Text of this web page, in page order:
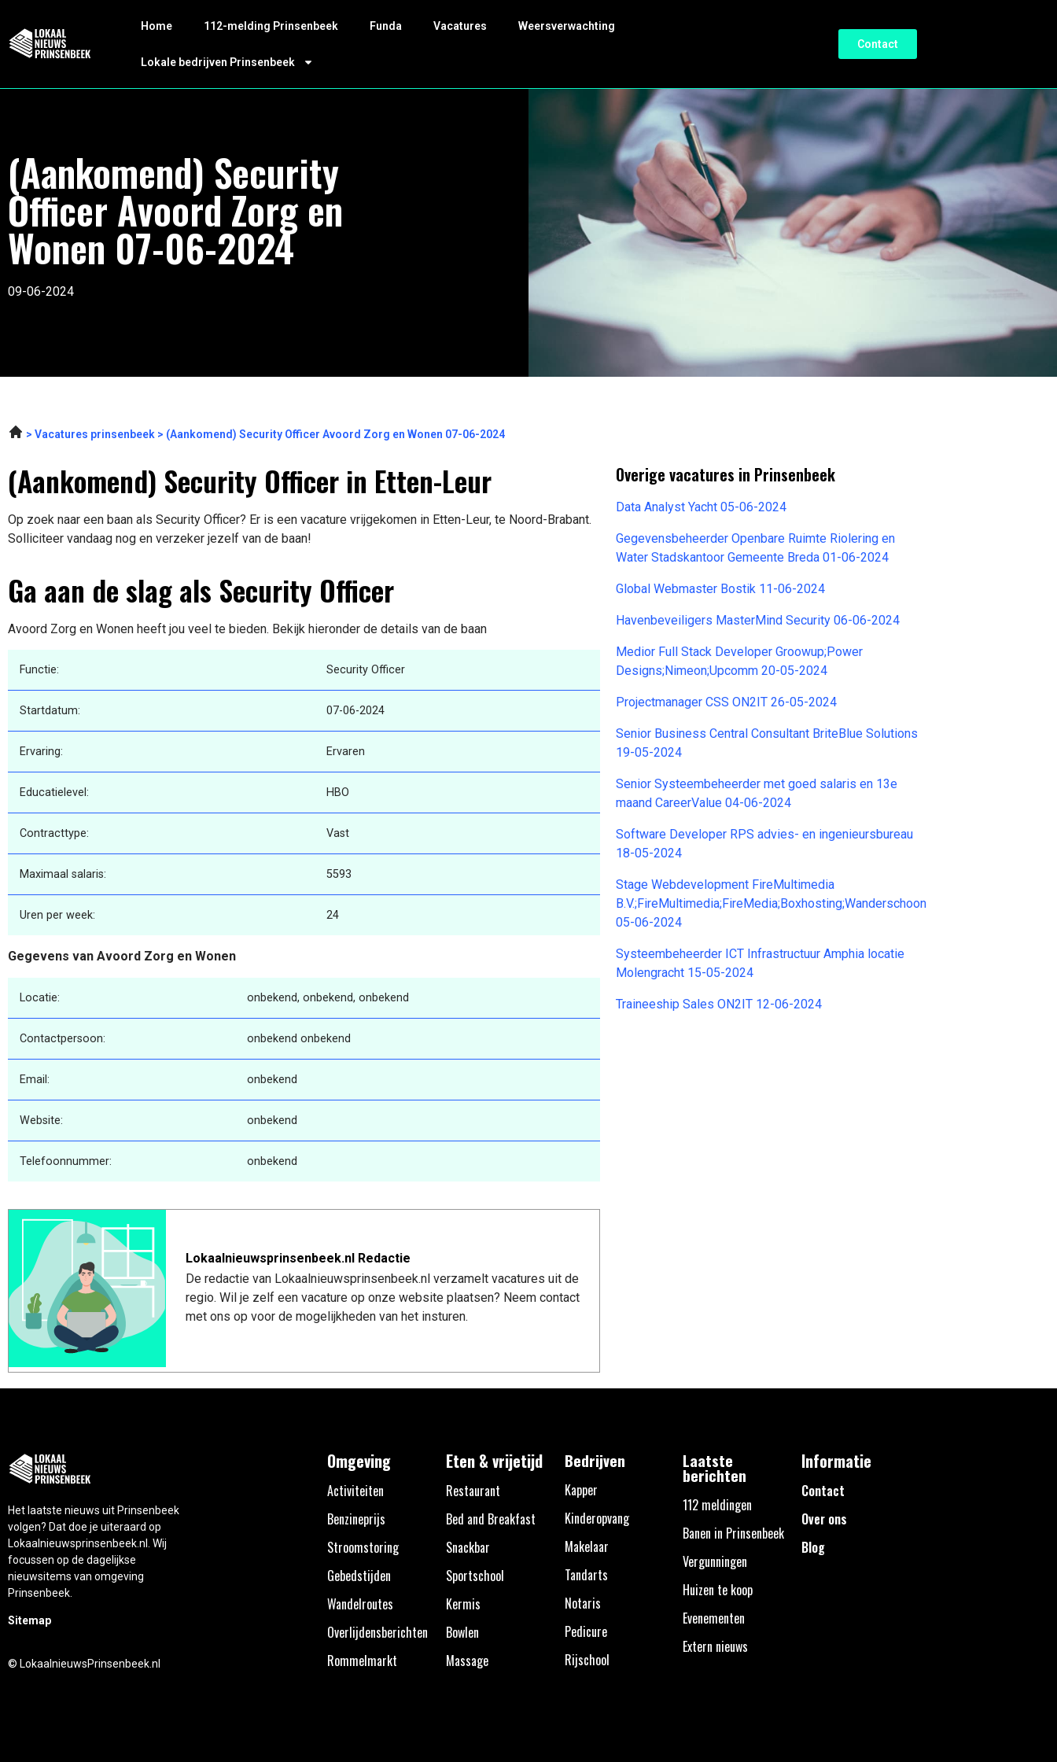
Home 112-melding Prinsenbeek Funda Vacatures Weersverwachting
Lokale bedrijven Prinsenbeek
Contact
(Aankomend) Security
Officer Avoord Zorg en
Wonen 07-06-2024
09-06-2024
Vacatures prinsenbeek (Aankomend) Security Officer Avoord Zorg en Wonen 07-06-2024
(Aankomend) Security Officer in Etten-Leur
Op zoek naar een baan als Security Officer? Er is een vacature vrijgekomen in Etten-Leur, te Noord-Brabant.
Solliciteer vandaag nog en verzeker jezelf van de baan!
Ga aan de slag als Security Officer
Avoord Zorg en Wonen heeft jou veel te bieden. Bekijk hieronder de details van de baan
Functie: Security Officer
Startdatum: 07-06-2024
Ervaring: Ervaren
Educatielevel: HBO
Contracttype: Vast
Maximaal salaris: 5593
Uren per week: 24
Gegevens van Avoord Zorg en Wonen
Locatie: onbekend, onbekend, onbekend
Contactpersoon: onbekend onbekend
Email: onbekend
Website: onbekend
Telefoonnummer: onbekend
Lokaalnieuwsprinsenbeek.nl Redactie
De redactie van Lokaalnieuwsprinsenbeek.nl verzamelt vacatures uit de
regio. Wil je zelf een vacature op onze website plaatsen? Neem contact
met ons op voor de mogelijkheden van het insturen.
Overige vacatures in Prinsenbeek
Data Analyst Yacht 05-06-2024
Gegevensbeheerder Openbare Ruimte Riolering en
Water Stadskantoor Gemeente Breda 01-06-2024
Global Webmaster Bostik 11-06-2024
Havenbeveiligers MasterMind Security 06-06-2024
Medior Full Stack Developer Groowup;Power
Designs;Nimeon;Upcomm 20-05-2024
Projectmanager CSS ON2IT 26-05-2024
Senior Business Central Consultant BriteBlue Solutions
19-05-2024
Senior Systeembeheerder met goed salaris en 13e
maand CareerValue 04-06-2024
Software Developer RPS advies- en ingenieursbureau
18-05-2024
Stage Webdevelopment FireMultimedia
B.V.;FireMultimedia;FireMedia;Boxhosting;Wanderschoon
05-06-2024
Systeembeheerder ICT Infrastructuur Amphia locatie
Molengracht 15-05-2024
Traineeship Sales ON2IT 12-06-2024
Het laatste nieuws uit Prinsenbeek
volgen? Dat doe je uiteraard op
Lokaalnieuwsprinsenbeek.nl. Wij
focussen op de dagelijkse
nieuwsitems van omgeving
Prinsenbeek.
Sitemap
© LokaalnieuwsPrinsenbeek.nl
Omgeving
Activiteiten
Benzineprijs
Stroomstoring
Gebedstijden
Wandelroutes
Overlijdensberichten
Rommelmarkt
Eten & vrijetijd
Restaurant
Bed and Breakfast
Snackbar
Sportschool
Kermis
Bowlen
Massage
Bedrijven
Kapper
Kinderopvang
Makelaar
Tandarts
Notaris
Pedicure
Rijschool
Laatste
berichten
112 meldingen
Banen in Prinsenbeek
Vergunningen
Huizen te koop
Evenementen
Extern nieuws
Informatie
Contact
Over ons
Blog